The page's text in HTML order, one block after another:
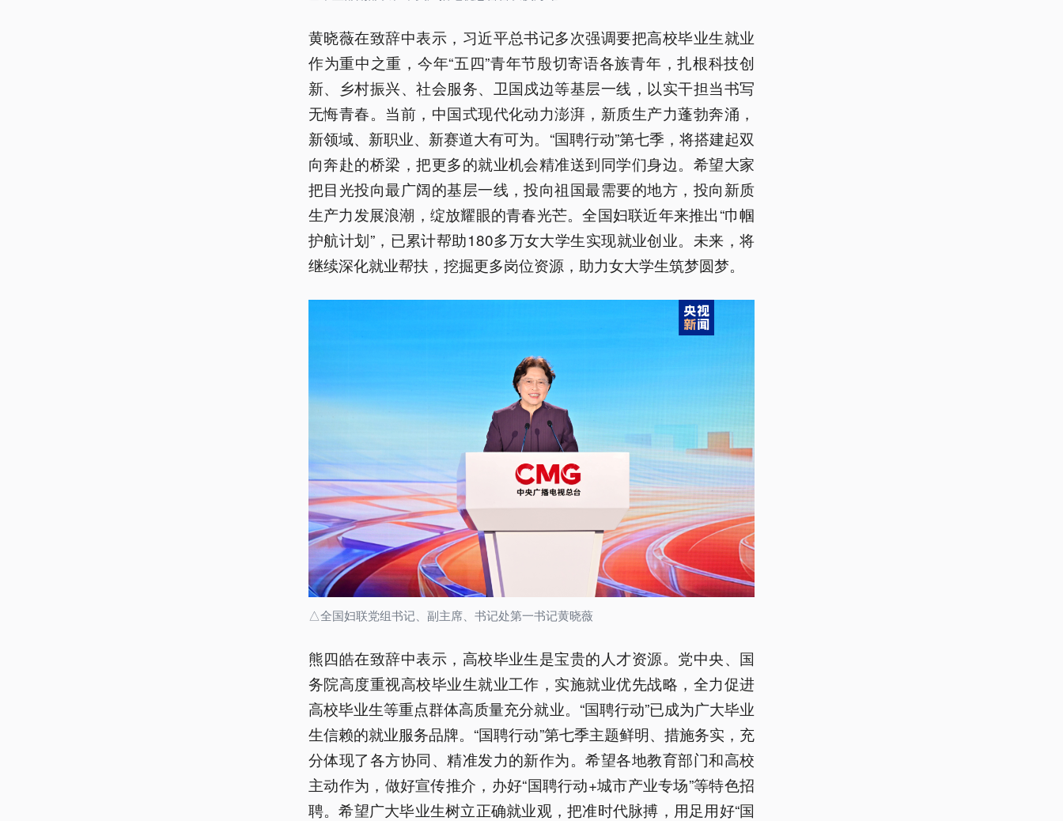
黄晓薇在致辞中表示，习近平总书记多次强调要把高校毕业生就业
作为重中之重，今年“五四”青年节殷切寄语各族青年，扎根科技创
新、乡村振兴、社会服务、卫国戍边等基层一线，以实干担当书写
无悔青春。当前，中国式现代化动力澎湃，新质生产力蓬勃奔涌，
新领域、新职业、新赛道大有可为。“国聘行动”第七季，将搭建起双
向奔赴的桥梁，把更多的就业机会精准送到同学们身边。希望大家
把目光投向最广阔的基层一线，投向祖国最需要的地方，投向新质
生产力发展浪潮，绽放耀眼的青春光芒。全国妇联近年来推出“巾帼
护航计划”，已累计帮助180多万女大学生实现就业创业。未来，将
继续深化就业帮扶，挖掘更多岗位资源，助力女大学生筑梦圆梦。
△全国妇联党组书记、副主席、书记处第一书记黄晓薇
熊四皓在致辞中表示，高校毕业生是宝贵的人才资源。党中央、国
务院高度重视高校毕业生就业工作，实施就业优先战略，全力促进
高校毕业生等重点群体高质量充分就业。“国聘行动”已成为广大毕业
生信赖的就业服务品牌。“国聘行动”第七季主题鲜明、措施务实，充
分体现了各方协同、精准发力的新作为。希望各地教育部门和高校
主动作为，做好宣传推介，办好“国聘行动+城市产业专场”等特色招
聘。希望广大毕业生树立正确就业观，把准时代脉搏，用足用好“国